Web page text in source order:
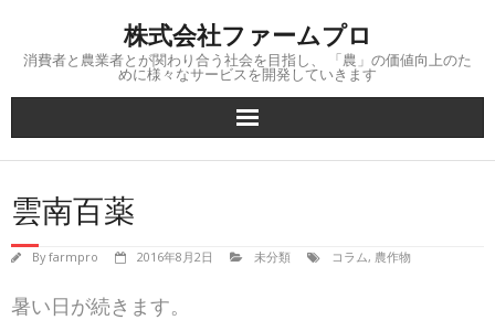
content
株式会社ファームプロ
消費者と農業者とが関わり合う社会を目指し、 「農」の価値向上のた
めに様々なサービスを開発していきます
雲南百薬
Byfarmpro 2016年8月2日 未分類 コラム, 農作物
暑い日が続きます。